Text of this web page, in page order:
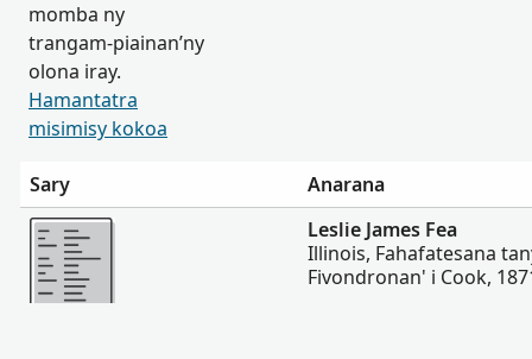
momba ny
trangam-piainan’ny
olona iray.
Hamantatra
misimisy kokoa
Sary
Anarana
Misimisy kokoa
Leslie James Fea
Illinois, Fahafatesana
Fivondronan' i Cook,